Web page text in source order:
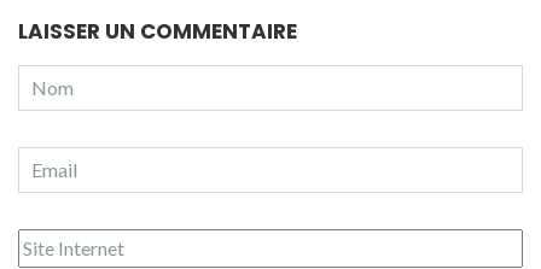
LAISSER UN COMMENTAIRE